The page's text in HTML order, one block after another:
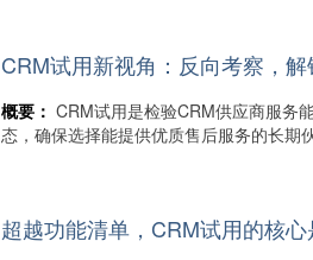
CRM试用新视角：反向考察，
概要： CRM试用是检验CRM供应商服务
态，确保选择能提供优质售后服务的长期
超越功能清单，CRM试用的核心